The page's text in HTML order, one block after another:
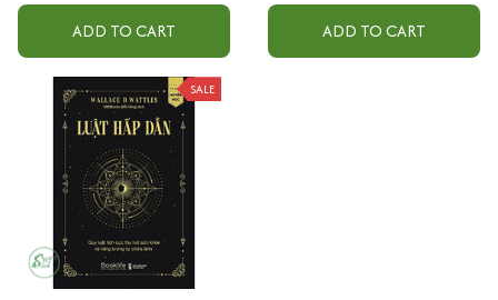
ADD TO CART ADD TO CART
SALE